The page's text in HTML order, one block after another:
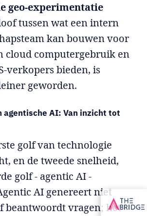
geo-experimentatie
tussen wat een intern
kan bouwen voor
cloud computergebruik en
verkopers bieden, is
geworden.
agentische AI: Van inzicht tot
golf van technologie
en de tweede snelheid,
golf - agentic AI -
AI genereert niet
beantwoordt vragen; het